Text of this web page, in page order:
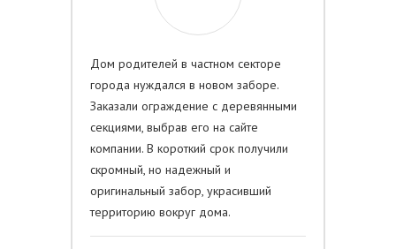
Дом родителей в частном секторе
города нуждался в новом заборе.
Заказали ограждение с деревянными
секциями, выбрав его на сайте
компании. В короткий срок получили
скромный, но надежный и
оригинальный забор, украсивший
территорию вокруг дома.